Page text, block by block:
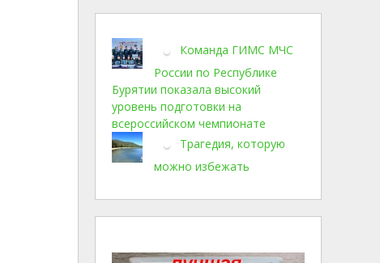
Команда ГИМС МЧС
России по Республике
Бурятии показала высокий
уровень подготовки на
всероссийском чемпионате
Трагедия, которую
можно избежать